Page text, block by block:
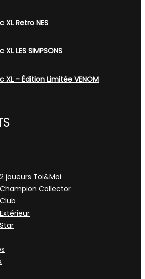
XL Retro NES
LES SIMPSONS
XL - Édition Limitée VENOM
joueurs Toi&Moi
Collector